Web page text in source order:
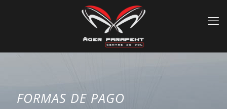
FORMAS DE PAGO